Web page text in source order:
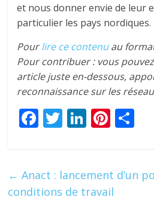
et nous donner envie de leur
particulier les pays nordiques.
Pourlire ce contenuau
Pour contribuer : vous
article juste en-dessous,
reconnaissance sur les
F
b
o
T
er
Li
e
dI
Pi
e
st
g
← Anact : lancement d’un
conditions de travail